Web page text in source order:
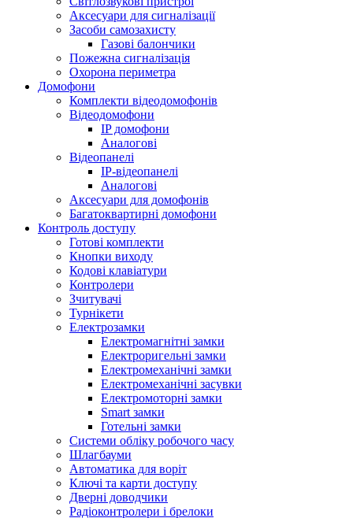
Аксесуари для сигналізації
Засоби самозахисту
Газові балончики
Пожежна сигналізація
Охорона периметра
Домофони
Комплекти відеодомофонів
Відеодомофони
IP домофони
Аналогові
Відеопанелі
IP-відеопанелі
Аналогові
Аксесуари для домофонів
Багатоквартирні домофони
Контроль доступу
Готові комплекти
Кнопки виходу
Кодові клавіатури
Контролери
Зчитувачі
Турнікети
Електрозамки
Електромагнітні замки
Електроригельні замки
Електромеханічні замки
Електромеханічні засувки
Електромоторні замки
Smart замки
Готельні замки
Системи обліку робочого часу
Шлагбауми
Автоматика для воріт
Ключі та карти доступу
Дверні доводчики
Радіоконтролери і брелоки